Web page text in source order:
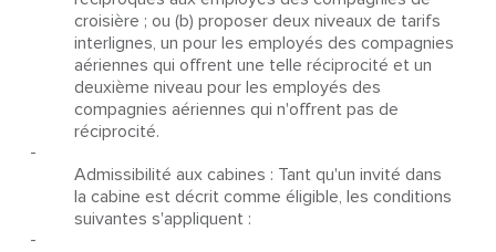
croisière ; ou (b) proposer deux niveaux de tarifs
interlignes, un pour les employés des compagnies
aériennes qui offrent une telle réciprocité et un
deuxième niveau pour les employés des
compagnies aériennes qui n'offrent pas de
réciprocité.
-
Admissibilité aux cabines : Tant qu'un invité dans
la cabine est décrit comme éligible, les conditions
suivantes s'appliquent :
-